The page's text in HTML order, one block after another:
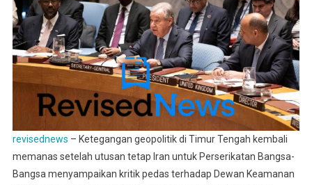
revisednews – Ketegangan geopolitik di Timur Tengah kembali
memanas setelah utusan tetap Iran untuk Perserikatan Bangsa-
Bangsa menyampaikan kritik pedas terhadap Dewan Keamanan